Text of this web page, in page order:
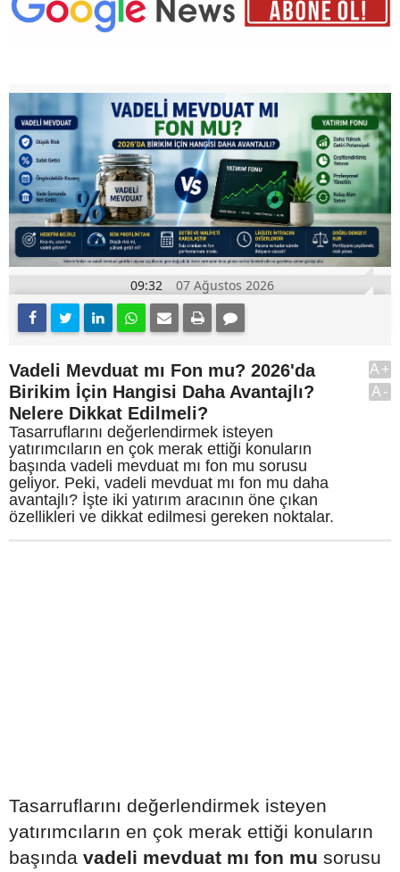
09:32 07 Ağustos 2026
Vadeli Mevduat mı Fon mu? 2026'da
Birikim İçin Hangisi Daha Avantajlı?
Nelere Dikkat Edilmeli?
Tasarruflarını değerlendirmek isteyen
yatırımcıların en çok merak ettiği konuların
başında vadeli mevduat mı fon mu sorusu
geliyor. Peki, vadeli mevduat mı fon mu daha
avantajlı? İşte iki yatırım aracının öne çıkan
özellikleri ve dikkat edilmesi gereken noktalar.
A+
A-
Tasarruflarını değerlendirmek isteyen
yatırımcıların en çok merak ettiği konuların
başında vadeli mevduat mı fon mu sorusu